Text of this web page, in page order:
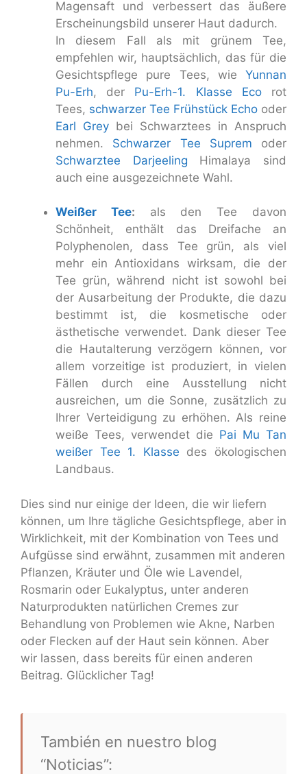
Magensaft und verbessert das äußere
Erscheinungsbild unserer Haut dadurch.
In diesem Fall als mit grünem Tee,
empfehlen wir, hauptsächlich, das für die
Gesichtspflege pure Tees, wie Yunnan
Pu-Erh, der Pu-Erh-1. Klasse Ecorot
Tees, schwarzer Tee Frühstück Echo oder
Earl Grey bei Schwarztees in Anspruch
nehmen. Schwarzer Tee Suprem oder
Schwarztee Darjeeling Himalaya sind
auch eine ausgezeichnete Wahl.
Weißer Tee: als den Tee davon
Schönheit, enthält das Dreifache an
Polyphenolen, dass Tee grün, als viel
mehr ein Antioxidans wirksam, die der
Tee grün, während nicht ist sowohl bei
der Ausarbeitung der Produkte, die dazu
bestimmt ist, die kosmetische oder
ästhetische verwendet. Dank dieser Tee
die Hautalterung verzögern können, vor
allem vorzeitige ist produziert, in vielen
Fällen durch eine Ausstellung nicht
ausreichen, um die Sonne, zusätzlich zu
Ihrer Verteidigung zu erhöhen. Als reine
weiße Tees, verwendet die Pai Mu Tan
weißer Tee 1. Klasse des ökologischen
Landbaus.
Dies sind nur einige der Ideen, die wir liefern
können, um Ihre tägliche Gesichtspflege, aber in
Wirklichkeit, mit der Kombination von Tees und
Aufgüsse sind erwähnt, zusammen mit anderen
Pflanzen, Kräuter und Öle wie Lavendel,
Rosmarin oder Eukalyptus, unter anderen
Naturprodukten natürlichen Cremes zur
Behandlung von Problemen wie Akne, Narben
oder Flecken auf der Haut sein können. Aber
wir lassen, dass bereits für einen anderen
Beitrag. Glücklicher Tag!
También en nuestro blog
“Noticias”: